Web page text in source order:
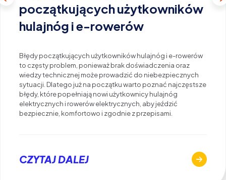
początkujących użytkowników
hulajnóg i e-rowerów
Błędy początkujących użytkowników hulajnóg i e-rowerów
to częsty problem, ponieważ brak doświadczenia oraz
wiedzy technicznej może prowadzić do niebezpiecznych
sytuacji. Dlatego już na początku warto poznać najczęstsze
błędy, które popełniają nowi użytkownicy hulajnóg
elektrycznych i rowerów elektrycznych, aby jeździć
bezpiecznie, komfortowo i zgodnie z przepisami.
CZYTAJ DALEJ